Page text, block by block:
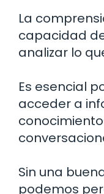
La
capacidad
analizar lo
Es esencial
acceder a
Sin una
podemos